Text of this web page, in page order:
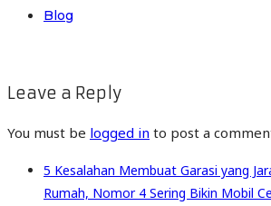
Blog
Leave a Reply
You must be logged in to post a
5 Kesalahan Membuat Garasi yang
Rumah, Nomor 4 Sering Bikin Mobil